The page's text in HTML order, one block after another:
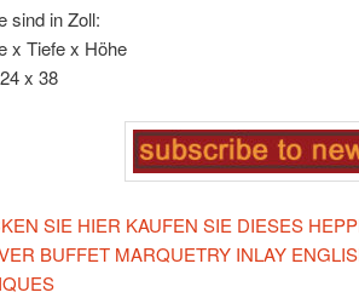
sind in Zoll:
x Tiefe x Höhe
x 38
SIE HIER KAUFEN SIE DIESES
BUFFET MARQUETRY INLAY